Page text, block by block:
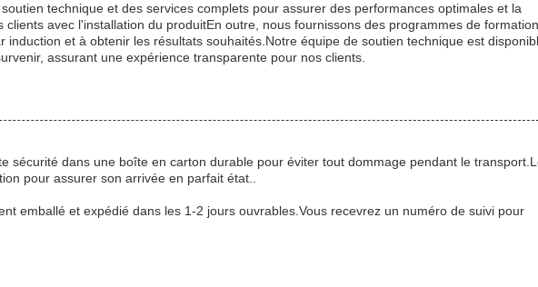
technique et des services complets pour assurer des performances optimales et la
avec l'installation du produitEn outre, nous fournissons des programmes de formation
et à obtenir les résultats souhaités.Notre équipe de soutien technique est
assurant une expérience transparente pour nos clients.
sécurité dans une boîte en carton durable pour éviter tout dommage pendant le
pour assurer son arrivée en parfait état..
emballé et expédié dans les 1-2 jours ouvrables.Vous recevrez un numéro de suivi pour